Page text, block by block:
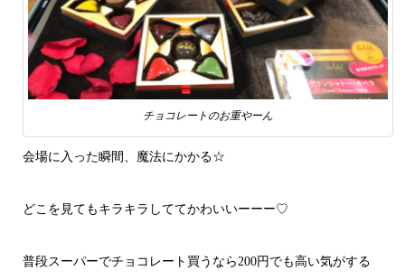
チョコレートのお重やーん
会場に入った瞬間、魔法にかかる☆
どこを見てもキラキラしててかわいいーーー♡
普段スーパーでチョコレート買うなら200円でも高い気がする